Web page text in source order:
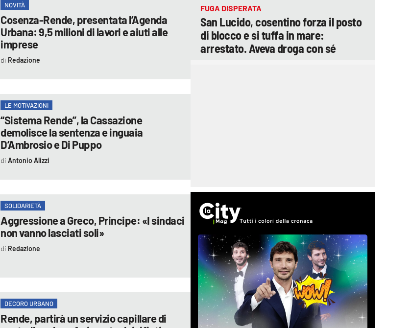
NOVITÀ
Cosenza-Rende, presentata l’Agenda
Urbana: 9,5 milioni di lavori e aiuti alle
imprese
Redazione
LE MOTIVAZIONI
“Sistema Rende”, la Cassazione
demolisce la sentenza e inguaia
D’Ambrosio e Di Puppo
Antonio Alizzi
SOLIDARIETÀ
Aggressione a Greco, Principe: «I sindaci
non vanno lasciati soli»
Redazione
DECORO URBANO
Rende, partirà un servizio capillare di
FUGA DISPERATA
San Lucido, cosentino forza il posto
di blocco e si tuffa in mare:
arrestato. Aveva droga con sé